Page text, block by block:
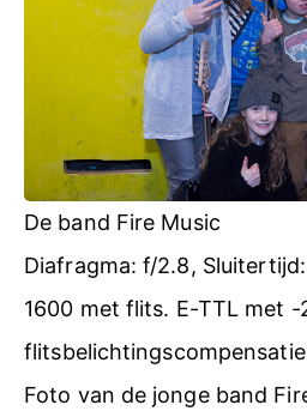
De band Fire Music
Diafragma: f/2.8,
1600 met flits. E-TTL met -
flitsbelichtingscompensatie
Foto van de jonge band